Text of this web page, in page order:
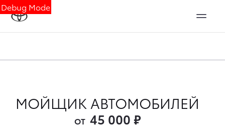
Debug Mode
МОЙЩИК АВТОМОБИЛЕЙ
ОТ 45 000 ₽